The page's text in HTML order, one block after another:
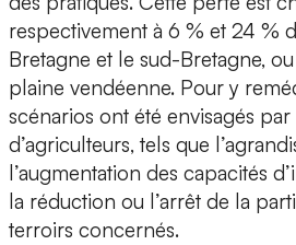
respectivement à 6 % et 24 %
Bretagne et le sud-Bretagne,
plaine vendéenne. Pour y
scénarios ont été envisagés
d’agriculteurs, tels que
l’augmentation des capacités
la réduction ou l’arrêt de la
terroirs concernés.